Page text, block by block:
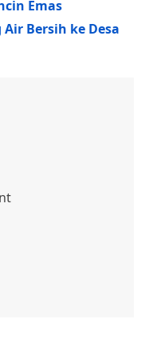
Emas
Bersih ke Desa